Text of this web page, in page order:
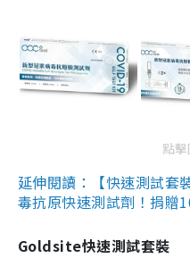
點
延伸閱讀：【快速測試套
毒抗原快速測試劑！捐贈
Goldsite快速測試套裝